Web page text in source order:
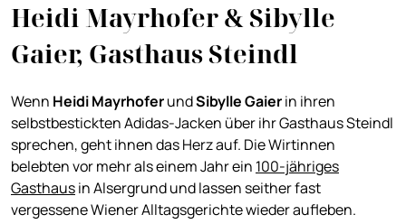
Heidi Mayrhofer & Sibylle
Gaier, Gasthaus Steindl
Wenn Heidi MayrhoferundSibylleGaierin ihren
selbstbestickten Adidas-Jacken über ihr Gasthaus Steindl
sprechen, geht ihnen das Herz auf. Die Wirtinnen
belebten vor mehr als einem Jahr ein 100-jähriges
Gasthausin Alsergrund und lassen seither fast
vergessene Wiener Alltagsgerichte wieder aufleben.